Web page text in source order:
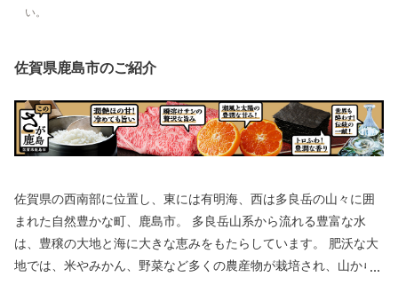
い。
佐賀県鹿島市のご紹介
佐賀県の西南部に位置し、東には有明海、西は多良岳の山々に囲
まれた自然豊かな町、鹿島市。 多良岳山系から流れる豊富な水
は、豊穣の大地と海に大きな恵みをもたらしています。 肥沃な大
地では、米やみかん、野菜など多くの農産物が栽培され、山から